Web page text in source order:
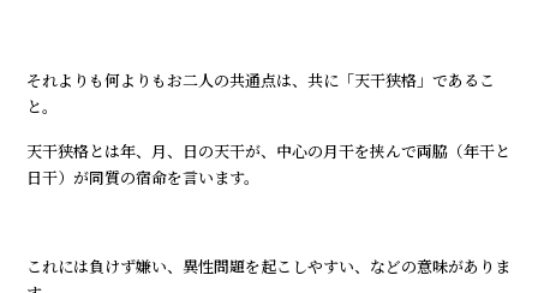
それよりも何よりもお二人の共通点は、共に「天干狭格」であるこ
と。
天干狭格とは年、月、日の天干が、中心の月干を挟んで両脇（年干と
日干）が同質の宿命を言います。
これには負けず嫌い、異性問題を起こしやすい、などの意味がありま